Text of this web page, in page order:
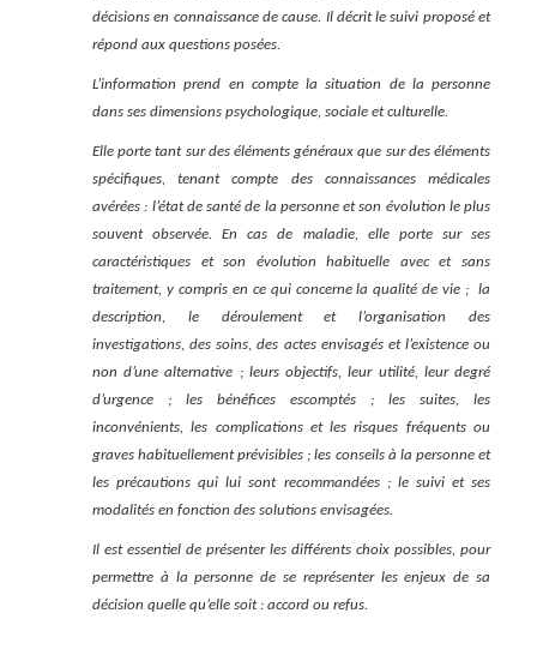
décisions en connaissance de cause. Il décrit le suivi proposé et
répond aux questions posées.
L’information prend en compte la situation de la personne
dans ses dimensions psychologique, sociale et culturelle.
Elle porte tant sur des éléments généraux que sur des éléments
spécifiques, tenant compte des connaissances médicales
avérées : l’état de santé de la personne et son évolution le plus
souvent observée. En cas de maladie, elle porte sur ses
caractéristiques et son évolution habituelle avec et sans
traitement, y compris en ce qui concerne la qualité de vie ; la
description, le déroulement et l’organisation des
investigations, des soins, des actes envisagés et l’existence ou
non d’une alternative ; leurs objectifs, leur utilité, leur degré
d’urgence ; les bénéfices escomptés ; les suites, les
inconvénients, les complications et les risques fréquents ou
graves habituellement prévisibles ; les conseils à la personne et
les précautions qui lui sont recommandées ; le suivi et ses
modalités en fonction des solutions envisagées.
Il est essentiel de présenter les différents choix possibles, pour
permettre à la personne de se représenter les enjeux de sa
décision quelle qu’elle soit : accord ou refus.